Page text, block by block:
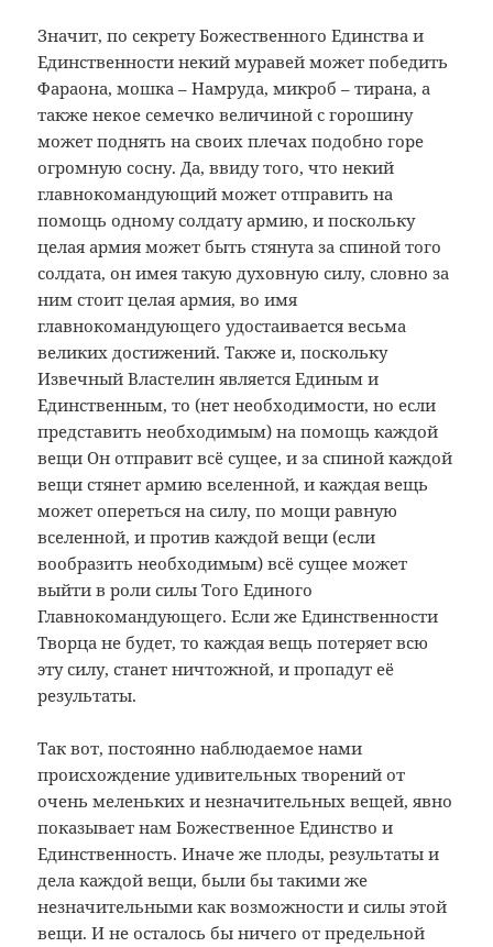
Значит, по секрету Божественного Единства и
Единственности некий муравей может победить
Фараона, мошка – Намруда, микроб – тирана, а
также некое семечко величиной с горошину
может поднять на своих плечах подобно горе
огромную сосну. Да, ввиду того, что некий
главнокомандующий может отправить на
помощь одному солдату армию, и поскольку
целая армия может быть стянута за спиной того
солдата, он имея такую духовную силу, словно за
ним стоит целая армия, во имя
главнокомандующего удостаивается весьма
великих достижений. Также и, поскольку
Извечный Властелин является Единым и
Единственным, то (нет необходимости, но если
представить необходимым) на помощь каждой
вещи Он отправит всё сущее, и за спиной каждой
вещи стянет армию вселенной, и каждая вещь
может опереться на силу, по мощи равную
вселенной, и против каждой вещи (если
вообразить необходимым) всё сущее может
выйти в роли силы Того Единого
Главнокомандующего. Если же Единственности
Творца не будет, то каждая вещь потеряет всю
эту силу, станет ничтожной, и пропадут её
результаты.
Так вот, постоянно наблюдаемое нами
происхождение удивительных творений от
очень меленьких и незначительных вещей, явно
показывает нам Божественное Единство и
Единственность. Иначе же плоды, результаты и
дела каждой вещи, были бы такими же
незначительными как возможности и силы этой
вещи. И не осталось бы ничего от предельной